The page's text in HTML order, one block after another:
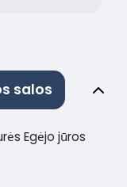
salos
Egėjo jūros